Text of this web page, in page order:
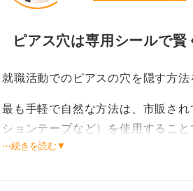
ピアス穴は専用シールで賢
就職活動でのピアスの穴を隠す方法
最も手軽で自然な方法は、市販さ
ションテープなど）を使用すること
グストアなどで簡単に入手できます
⋯続きを読む▼